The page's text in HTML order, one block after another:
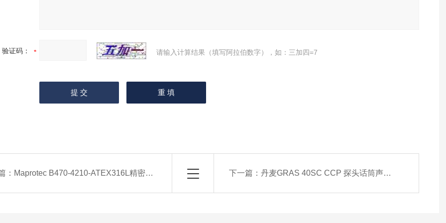
验证码： 请输入计算结果（填写阿拉伯数字），如：三加四=7
： Maprotec B470-4210-ATEX316L精密三叶片泵 下一篇： 丹麦GRAS 40SC CCP 探头话筒声学测量设备